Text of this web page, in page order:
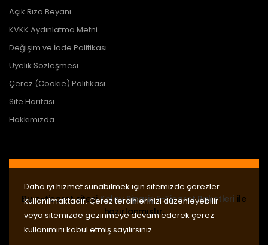
Açık Rıza Beyanı
KVKK Aydınlatma Metni
Değişim ve İade Politikası
Üyelik Sözleşmesi
Çerez (Cookie) Politikası
Site Haritası
Hakkımızda
Bu e-ticaret sitesiKolay Sipariş E-Ticaret Paketleri ile
hazırlanmıştır.
Daha iyi hizmet sunabilmek için sitemizde çerezler
kullanılmaktadır. Çerez tercihlerinizi düzenleyebilir
veya sitemizde gezinmeye devam ederek çerez
kullanımını kabul etmiş sayılırsınız.